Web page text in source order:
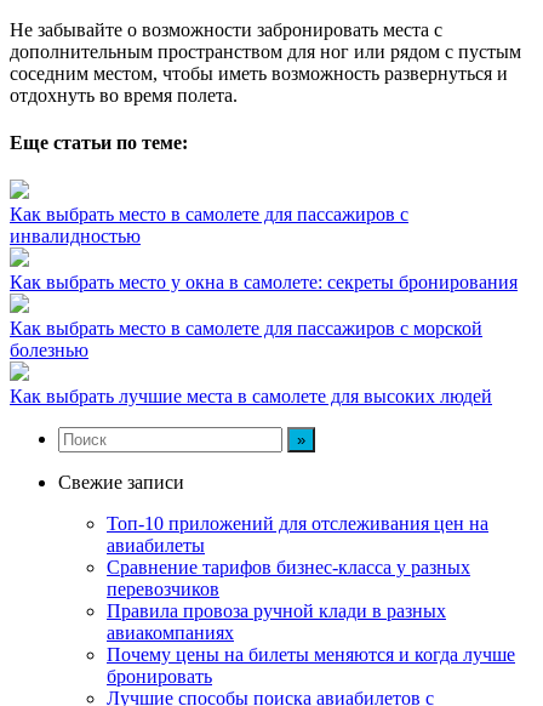
Не забывайте о возможности забронировать места с
дополнительным пространством для ног или рядом с пустым
соседним местом, чтобы иметь возможность развернуться и
отдохнуть во время полета.
Еще статьи по теме:
Как выбрать место в самолете для пассажиров с
инвалидностью
Как выбрать место у окна в самолете: секреты бронирования
Как выбрать место в самолете для пассажиров с морской
болезнью
Как выбрать лучшие места в самолете для высоких людей
Свежие записи
Топ-10 приложений для отслеживания цен на
авиабилеты
Сравнение тарифов бизнес-класса у разных
перевозчиков
Правила провоза ручной клади в разных
авиакомпаниях
Почему цены на билеты меняются и когда лучше
бронировать
Лучшие способы поиска авиабилетов с